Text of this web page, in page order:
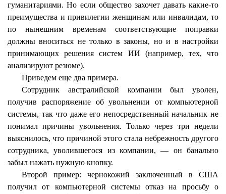
гуманитариями. Но если общество захочет давать какие-то
преимущества и привилегии женщинам или инвалидам, то
по нынешним временам соответствующие поправки
должны вноситься не только в законы, но и в настройки
принимающих решения систем ИИ (например, тех, что
анализируют резюме).
Приведем еще два примера.
Сотрудник австралийской компании был уволен,
получив распоряжение об увольнении от компьютерной
системы, так что даже его непосредственный начальник не
понимал причины увольнения. Только через три недели
выяснилось, что причиной этого стала небрежность другого
сотрудника, уволившегося из компании, — он банально
забыл нажать нужную кнопку.
Второй пример: чернокожий заключенный в США
получил от компьютерной системы отказ на просьбу о